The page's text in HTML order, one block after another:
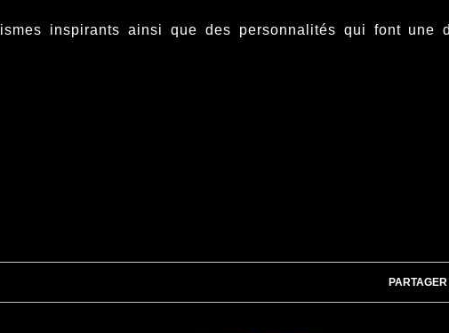
inspirants ainsi que des personnalités qui font une
PARTAGER